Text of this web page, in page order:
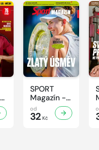
SPORT
Magazín -
29/2026
od
32 Kč